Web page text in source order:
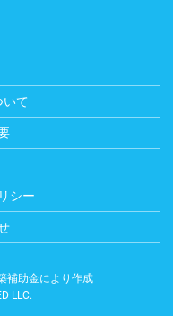
いて
シー
補助金により作成
LLC.